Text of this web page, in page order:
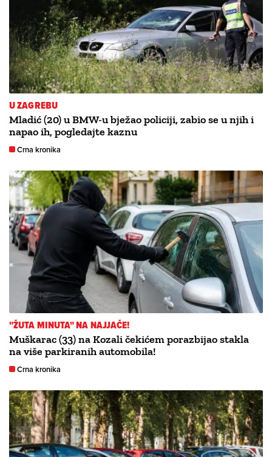
U ZAGREBU
Mladić (20) u BMW-u bježao policiji, zabio se u njih i
napao ih, pogledajte kaznu
Crna kronika
"ŽUTA MINUTA" NA NAJJAČE!
Muškarac (33) na Kozali čekićem porazbijao stakla
na više parkiranih automobila!
Crna kronika